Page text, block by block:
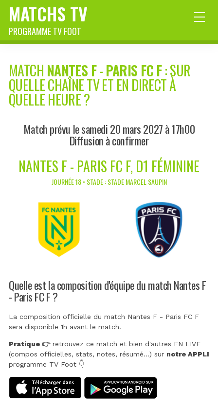
MATCHS TV
PROGRAMME TV FOOT
MATCH NANTES F-PARIS FC F: SUR
QUELLE CHAÎNE TV ET EN DIRECT À
QUELLE HEURE ?
Match prévu le samedi 20 mars 2027 à 17h00
Diffusion à confirmer
NANTES F - PARIS FC F, D1 FÉMININE
JOURNÉE 18 • STADE : STADE MARCEL SAUPIN
Quelle est la composition d'équipe du match Nantes F
- Paris FC F ?
La composition officielle du match Nantes F - Paris FC F
sera disponible 1h avant le match.
Pratique 👉retrouvez ce match et bien d'autres EN LIVE
(compos officielles, stats, notes, résumé...) sur notre APPLI
programme TV Foot 👇